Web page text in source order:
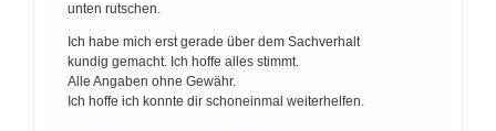
unten rutschen.
Ich habe mich erst gerade über dem Sachverhalt
kundig gemacht. Ich hoffe alles stimmt.
Alle Angaben ohne Gewähr.
Ich hoffe ich konnte dir schoneinmal weiterhelfen.